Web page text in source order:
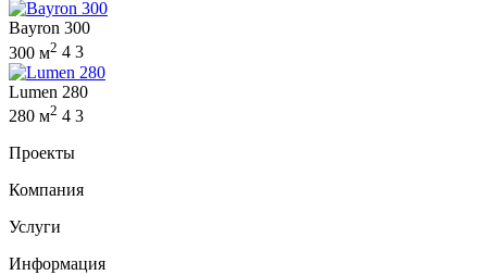
Bayron 300
300 м2 4 3
Lumen 280
280 м2 4 3
Проекты
Компания
Услуги
Информация